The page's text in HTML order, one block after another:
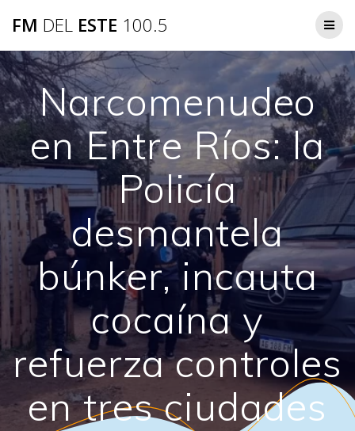
FM DEL ESTE 100.5
Narcomenudeo
en Entre Ríos: la
Policía
desmantela
búnker, incauta
cocaína y
refuerza controles
en tres ciudades